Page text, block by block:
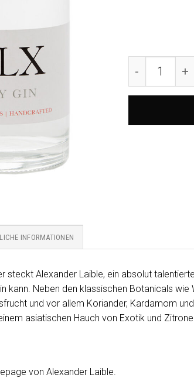
ALX Dry Gin
INFORMATIONEN
steckt Alexander Laible, ein absolut
kann. Neben den klassischen Botanicals
und vor allem Koriander, Kardamom
asiatischen Hauch von Exotik und
von Alexander Laible.